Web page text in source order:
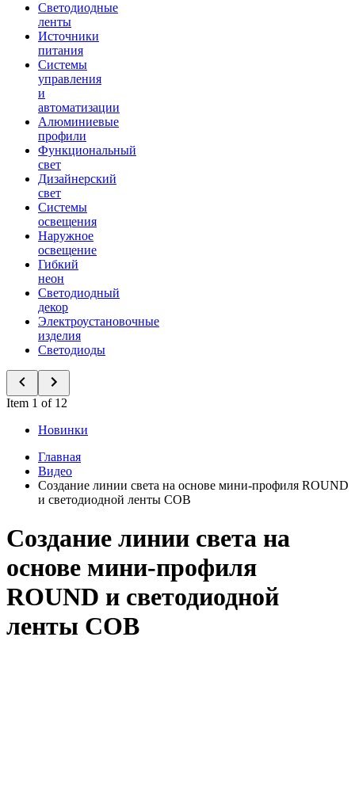
Светодиодные
ленты
Источники
питания
Системы
управления
и
автоматизации
Алюминиевые
профили
Функциональный
свет
Дизайнерский
свет
Системы
освещения
Наружное
освещение
Гибкий
неон
Светодиодный
декор
Электроустановочные
изделия
Светодиоды
Item 1 of 12
Новинки
Главная
Видео
Создание линии света на основе мини-профиля ROUND
и светодиодной ленты COB
Создание линии света на
основе мини-профиля
ROUND и светодиодной
ленты COB